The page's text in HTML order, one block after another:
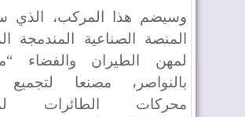
وسيضم هذا المركب، الذي
المنصة الصناعية المندمجة
لمهن الطيران والفضاء
بالنواصر، مصنعا لتجميع
محركات الطائرات